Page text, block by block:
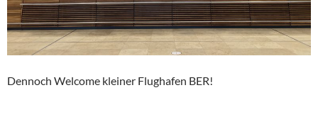
Dennoch Welcome kleiner Flughafen BER!